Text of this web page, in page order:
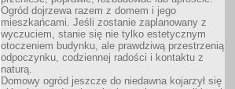
Ogród dojrzewa razem z domem i jego
mieszkańcami. Jeśli zostanie zaplanowany z
wyczuciem, stanie się nie tylko estetycznym
otoczeniem budynku, ale prawdziwą przestrzenią
odpoczynku, codziennej radości i kontaktu z
naturą.
Domowy ogród jeszcze do niedawna kojarzył się